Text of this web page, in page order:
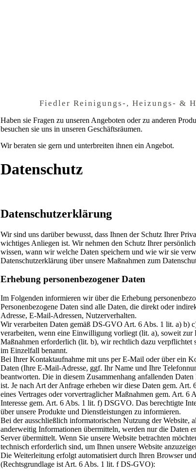
Fiedler Reinigungs-, Heizungs-
Haben sie Fragen zu unseren Angeboten oder zu anderen
besuchen sie uns in unseren Geschäftsräumen.
Wir beraten sie gern und unterbreiten ihnen ein Angebot.
Datenschutz
Datenschutz­erklärung
Wir sind uns darüber bewusst, dass Ihnen der Schutz Ihrer
wichtiges Anliegen ist. Wir nehmen den Schutz Ihrer
wissen, wann wir welche Daten speichern und wie wir sie
Datenschutzerklärung über unsere Maßnahmen zum
Erhebung personenbezogener Daten
Im Folgenden informieren wir über die Erhebung
Personenbezogene Daten sind alle Daten, die direkt oder
Adresse, E-Mail-Adressen, Nutzerverhalten.
Wir verarbeiten Daten gemäß DS-GVO Art. 6 Abs. 1 lit. a) b)
verarbeiten, wenn eine Einwilligung vorliegt (lit. a), soweit zur
Maßnahmen erforderlich (lit. b), wir rechtlich dazu verpflichtet
im Einzelfall benannt.
Bei Ihrer Kontaktaufnahme mit uns per E-Mail oder über ein
Daten (Ihre E-Mail-Adresse, ggf. Ihr Name und Ihre
beantworten. Die in diesem Zusammenhang anfallenden
ist. Je nach Art der Anfrage erheben wir diese Daten gem.
eines Vertrages oder vorvertraglicher Maßnahmen gem. Art.
Interesse gem. Art. 6 Abs. 1 lit. f) DSGVO. Das berechtigte
über unsere Produkte und Dienstleistungen zu informieren.
Bei der ausschließlich informatorischen Nutzung der Website,
anderweitig Informationen übermitteln, werden nur die Daten
Server übermittelt. Wenn Sie unsere Website betrachten
technisch erforderlich sind, um Ihnen unsere Website
Die Weiterleitung erfolgt automatisiert durch Ihren Browser
(Rechtsgrundlage ist Art. 6 Abs. 1 lit. f DS-GVO):